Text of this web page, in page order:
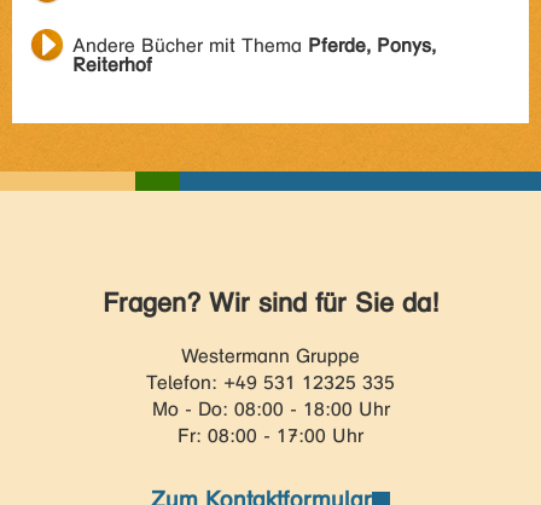
Andere Bücher mit Thema Pferde, Ponys,
Reiterhof